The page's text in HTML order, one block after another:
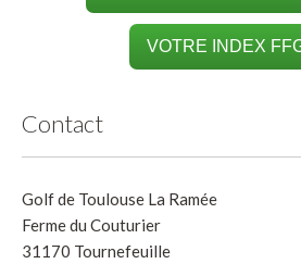
VOTRE INDEX
Contact
Golf de Toulouse La Ramée
Ferme du Couturier
31170 Tournefeuille